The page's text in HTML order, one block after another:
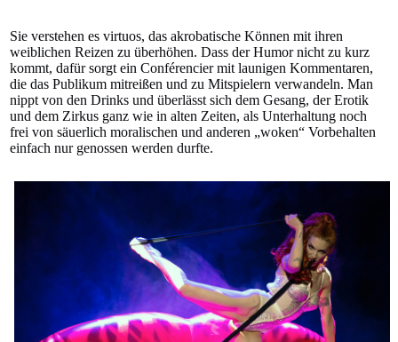
Sie verstehen es virtuos, das akrobatische Können mit ihren
weiblichen Reizen zu überhöhen. Dass der Humor nicht zu kurz
kommt, dafür sorgt ein Conférencier mit launigen Kommentaren,
die das Publikum mitreißen und zu Mitspielern verwandeln. Man
nippt von den Drinks und überlässt sich dem Gesang, der Erotik
und dem Zirkus ganz wie in alten Zeiten, als Unterhaltung noch
frei von säuerlich moralischen und anderen „woken“ Vorbehalten
einfach nur genossen werden durfte.